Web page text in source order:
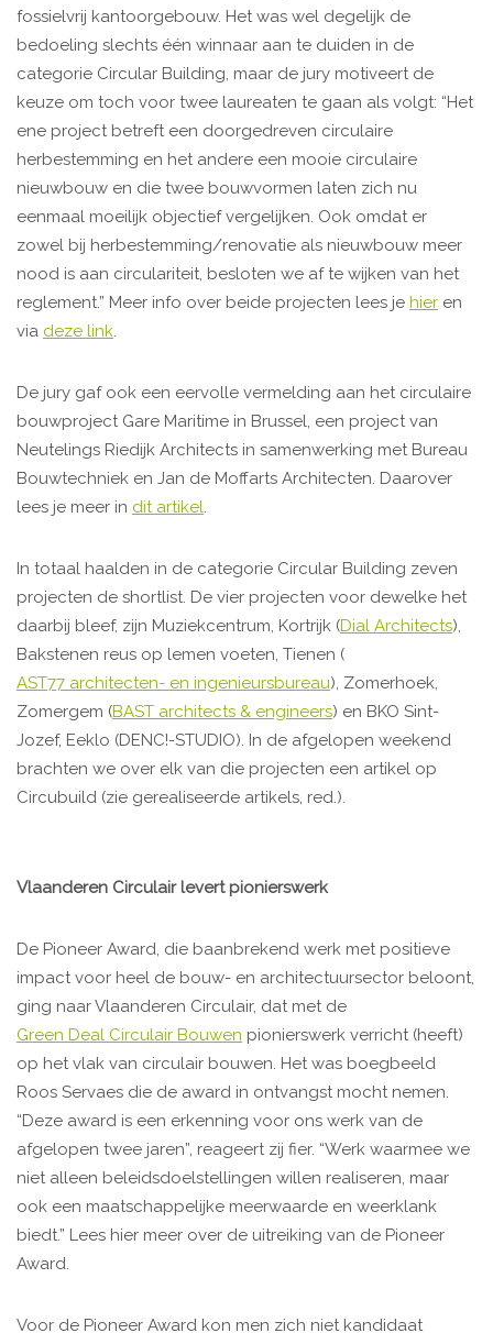
fossielvrij kantoorgebouw. Het was wel degelijk de
bedoeling slechts één winnaar aan te duiden in de
categorie Circular Building, maar de jury motiveert de
keuze om toch voor twee laureaten te gaan als volgt: “Het
ene project betreft een doorgedreven circulaire
herbestemming en het andere een mooie circulaire
nieuwbouw en die twee bouwvormen laten zich nu
eenmaal moeilijk objectief vergelijken. Ook omdat er
zowel bij herbestemming/renovatie als nieuwbouw meer
nood is aan circulariteit, besloten we af te wijken van het
reglement.” Meer info over beide projecten lees je hier en
via deze link.
De jury gaf ook een eervolle vermelding aan het circulaire
bouwproject Gare Maritime in Brussel, een project van
Neutelings Riedijk Architects in samenwerking met Bureau
Bouwtechniek en Jan de Moffarts Architecten. Daarover
lees je meer in dit artikel.
In totaal haalden in de categorie Circular Building zeven
projecten de shortlist. De vier projecten voor dewelke het
daarbij bleef, zijn Muziekcentrum, Kortrijk (Dial Architects),
Bakstenen reus op lemen voeten, Tienen (
AST77 architecten- en ingenieursbureau), Zomerhoek,
Zomergem (BAST architects & engineers) en BKO Sint-
Jozef, Eeklo (DENC!-STUDIO). In de afgelopen weekend
brachten we over elk van die projecten een artikel op
Circubuild (zie gerealiseerde artikels, red.).
Vlaanderen Circulair levert pionierswerk
De Pioneer Award, die baanbrekend werk met positieve
impact voor heel de bouw- en architectuursector beloont,
ging naar Vlaanderen Circulair, dat met de
Green Deal Circulair Bouwen pionierswerk verricht (heeft)
op het vlak van circulair bouwen. Het was boegbeeld
Roos Servaes die de award in ontvangst mocht nemen.
“Deze award is een erkenning voor ons werk van de
afgelopen twee jaren”, reageert zij fier. “Werk waarmee we
niet alleen beleidsdoelstellingen willen realiseren, maar
ook een maatschappelijke meerwaarde en weerklank
biedt.” Lees hier meer over de uitreiking van de Pioneer
Award.
Voor de Pioneer Award kon men zich niet kandidaat